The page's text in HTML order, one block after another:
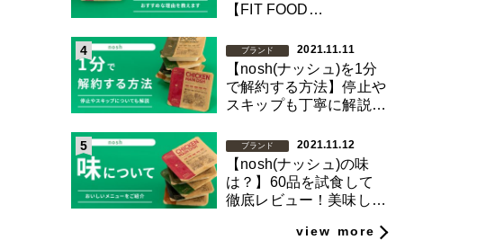
【FIT FOOD
検証】
4 ブランド 2021.11.11
【nosh(ナッシュ)を1分
で解約する方法】停止や
スキップも丁寧に解説し
5 ブランド 2021.11.12
【nosh(ナッシュ)の味
は？】60品を試食して
徹底レビュー！美味しい
view more